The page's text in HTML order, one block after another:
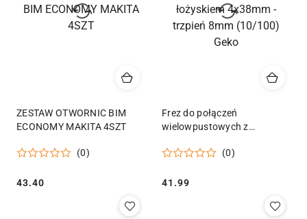
ZESTAW OTWORNIC BIM
ECONOMY MAKITA 4SZT
(0)
Cena:
43.40
Frez do połączeń
wielowpustowych z
8mm (10/100) Geko
(0)
Cena:
41.99